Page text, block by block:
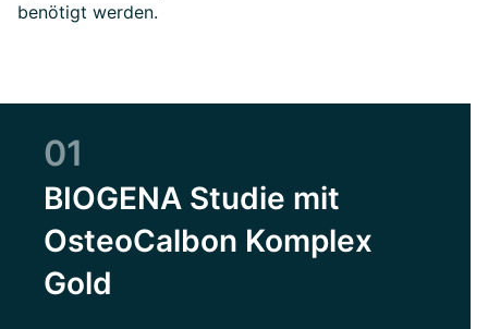
benötigt werden.
01
BIOGENA Studie mit
OsteoCalbon Komplex
Gold